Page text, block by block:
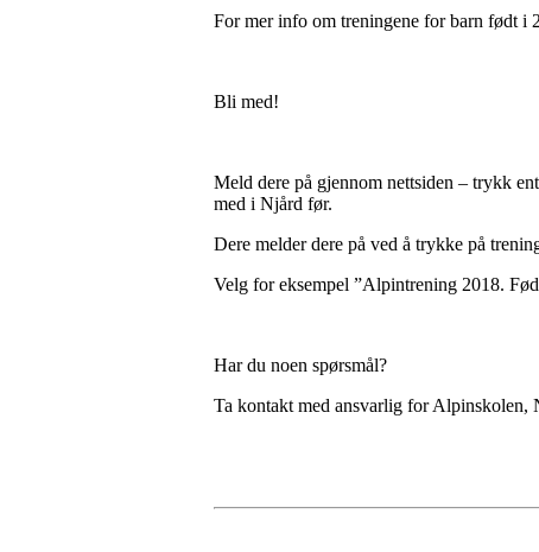
For mer info om treningene for barn født i
Bli med!
Meld dere på gjennom nettsiden – trykk
med i Njård før.
Dere melder dere på ved å trykke på
Velg for eksempel ”Alpintrening 2018.
Har du noen spørsmål?
Ta kontakt med ansvarlig for Alpinskolen,